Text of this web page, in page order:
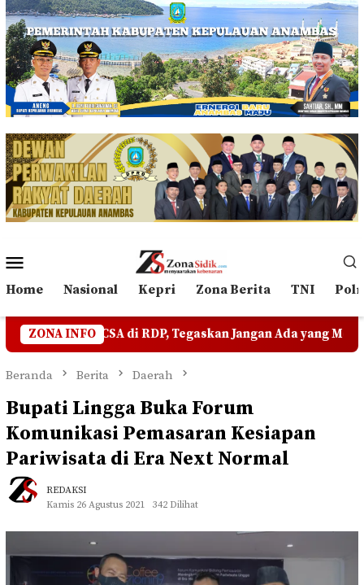
Loncat
ke
konten
Mobile
Home Nasional Kepri Zona Berita TNI
ZONA INFO
Tegaskan Jangan Ada yang Mengadu Domba Masyarakat
Beranda Berita Daerah
Bupati Lingga Buka Forum
Komunikasi Pemasaran Kesiapan
Pariwisata di Era Next Normal
REDAKSI
Kamis 26 Agustus 2021
342 Dilihat